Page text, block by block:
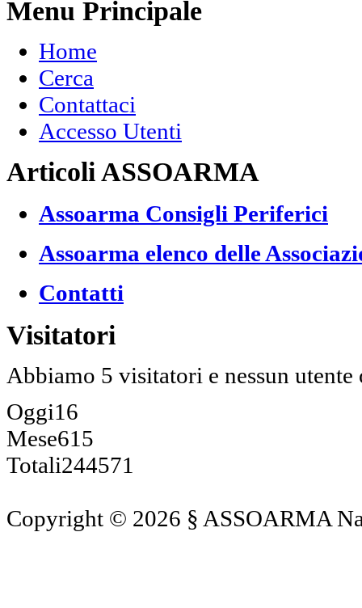
Menu Principale
Home
Cerca
Contattaci
Accesso Utenti
Articoli ASSOARMA
Assoarma Consigli Periferici
Assoarma elenco delle
Contatti
Visitatori
Abbiamo 5 visitatori e nessun utente
Oggi16
Mese615
Totali244571
Copyright © 2026 § ASSOARMA